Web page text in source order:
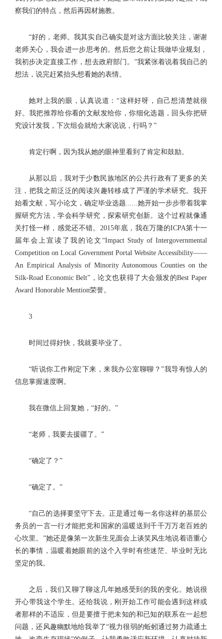
察我们的特点，然后再因材施教。
“好的，老师。我其实自己确实是对这方面比较关注，谢谢
老师关心，我会进一步思考的。然后您之前让我做毕业规划，
我初步决定直接工作，想去政府部门。”我紧张着说着我自己的
想法，说完赶紧抬头想看她的表情。
她对上我的眼，认真说道：“这样好呀，自己想清楚就很
好。我把推荐给你看的文献发给你，你细化选题，回头你把研
究设计发我，下次组会就给大家说说，行吗？”
肯定行啊，因为我从她的眼神里看到了肯定和鼓励。
从那以后，我对于少数民族地区的公共行政有了更多的关
注，把我之前泛泛的阅读兴趣转移成了严谨的学术研究。我开
始看文献，写小论文，确定毕业选题......她开始一步步带着我掌
握研究方法，学会科学研究，探索研究创新。这个过程就像通
关打怪一样，感觉还不错。2015年底，我在万隆的ICPA第十一
届年会上宣读了我的论文“Impact Study of Intergovernmental
Competition on Local Government Portal Website Accessibility——
An Empirical Analysis of Minority Autonomous Counties on the
Silk-Road Economic Belt”，论文也获得了大会颁发的Best Paper
Award Honorable Mention荣誉。
3
时间过得好快，我就要毕业了。
“听说你工作刚定下来，来我办公室聊聊？”我导有惊人的
信息掌握速度啊。
我在微信上回复她，“好的。”
“老师，我要去援疆了。”
“确定了？”
“确定了。”
“自己的选择要坚守下去。正是通过每一名你这样的基层公
务员的一言一行才能把党和国家的温暖送到千千万万老百姓的
心坎里。”她还是像第一次新生见面会上谈笑风生地说着语重心
长的事情，温暖着她眼前的这个入学时有些迷茫、毕业时无比
坚定的我。
之后，我们又聊了聊这几年她感受到的我的变化。她说很
开心带我这个学生。还给我说，刚开始工作可能会遇到这样或
者那样的不适应，但是要擅于把未知的和已知的联系在一起想
问题，还风趣幽默地给我举了“视力很弱的蚯蚓通过努力疏通土